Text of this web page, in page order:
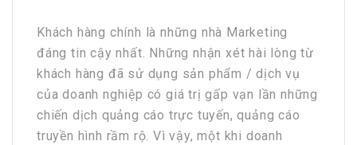
Khách hàng chính là những nhà Marketing
đáng tin cậy nhất. Những nhận xét hài lòng từ
khách hàng đã sử dụng sản phẩm / dịch vụ
của doanh nghiệp có giá trị gấp vạn lần những
chiến dịch quảng cáo trực tuyến, quảng cáo
truyền hình rầm rộ. Vì vậy, một khi doanh